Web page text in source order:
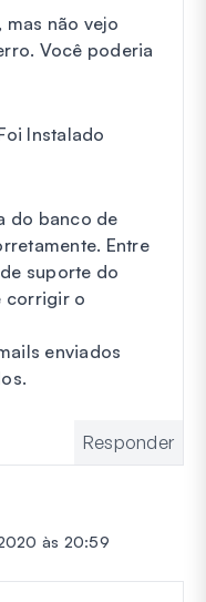
mas não vejo
Você poderia
Instalado
do banco de
Entre
suporte do
corrigir o
enviados
Responder
às 20:59